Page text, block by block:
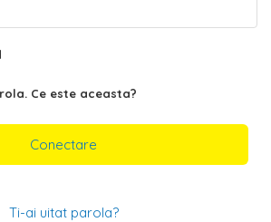
Ce este aceasta?
Conectare
Ti-ai uitat parola?